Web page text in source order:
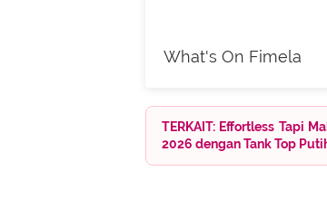
What's On Fimela
TERKAIT: Effortless Tapi
2026 dengan Tank Top